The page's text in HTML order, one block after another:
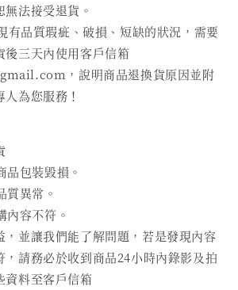
法接受退貨。
有品質瑕疵、破損、短缺的狀況，需要
後三天內使用客戶信箱
，說明商品退換貨原因並附
人為您服務！
包裝毀損。
質異常。
內容不符。
，並讓我們能了解問題，若是發現內容
，請務必於收到商品24小時內錄影及拍
資料至客戶信箱